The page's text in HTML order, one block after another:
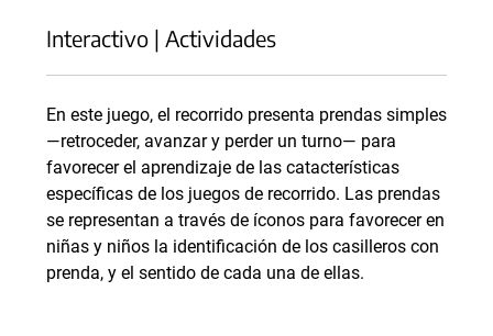
Interactivo | Actividades
En este juego, el recorrido presenta prendas simples
—retroceder, avanzar y perder un turno— para
favorecer el aprendizaje de las catacterísticas
específicas de los juegos de recorrido. Las prendas
se representan a través de íconos para favorecer en
niñas y niños la identificación de los casilleros con
prenda, y el sentido de cada una de ellas.